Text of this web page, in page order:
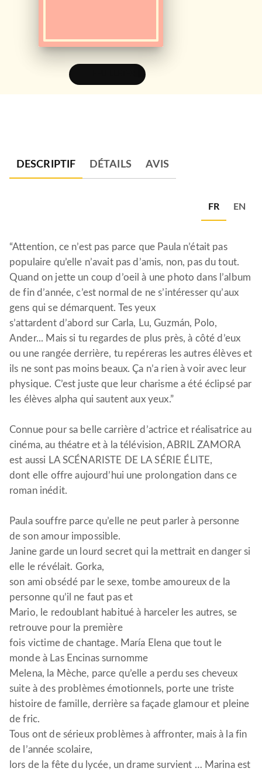
DESCRIPTIF DÉTAILS AVIS
FR EN
“Attention, ce n’est pas parce que Paula n’était pas
populaire qu’elle n’avait pas d’amis, non, pas du tout.
Quand on jette un coup d’oeil à une photo dans l’album
de fin d’année, c’est normal de ne s’intéresser qu’aux
gens qui se démarquent. Tes yeux
s’attardent d’abord sur Carla, Lu, Guzmán, Polo,
Ander... Mais si tu regardes de plus près, à côté d’eux
ou une rangée derrière, tu repéreras les autres élèves et
ils ne sont pas moins beaux. Ça n’a rien à voir avec leur
physique. C’est juste que leur charisme a été éclipsé par
les élèves alpha qui sautent aux yeux.”
Connue pour sa belle carrière d’actrice et réalisatrice au
cinéma, au théatre et à la télévision, ABRIL ZAMORA
est aussi LA SCÉNARISTE DE LA SÉRIE ÉLITE,
dont elle offre aujourd’hui une prolongation dans ce
roman inédit.
Paula souffre parce qu’elle ne peut parler à personne
de son amour impossible.
Janine garde un lourd secret qui la mettrait en danger si
elle le révélait. Gorka,
son ami obsédé par le sexe, tombe amoureux de la
personne qu’il ne faut pas et
Mario, le redoublant habitué à harceler les autres, se
retrouve pour la première
fois victime de chantage. María Elena que tout le
monde à Las Encinas surnomme
Melena, la Mèche, parce qu’elle a perdu ses cheveux
suite à des problèmes émotionnels, porte une triste
histoire de famille, derrière sa façade glamour et pleine
de fric.
Tous ont de sérieux problèmes à affronter, mais à la fin
de l’année scolaire,
lors de la fête du lycée, un drame survient … Marina est